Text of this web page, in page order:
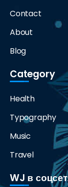
Contact
About
Blog
Category
Health
Typography
Music
Travel
WJ в